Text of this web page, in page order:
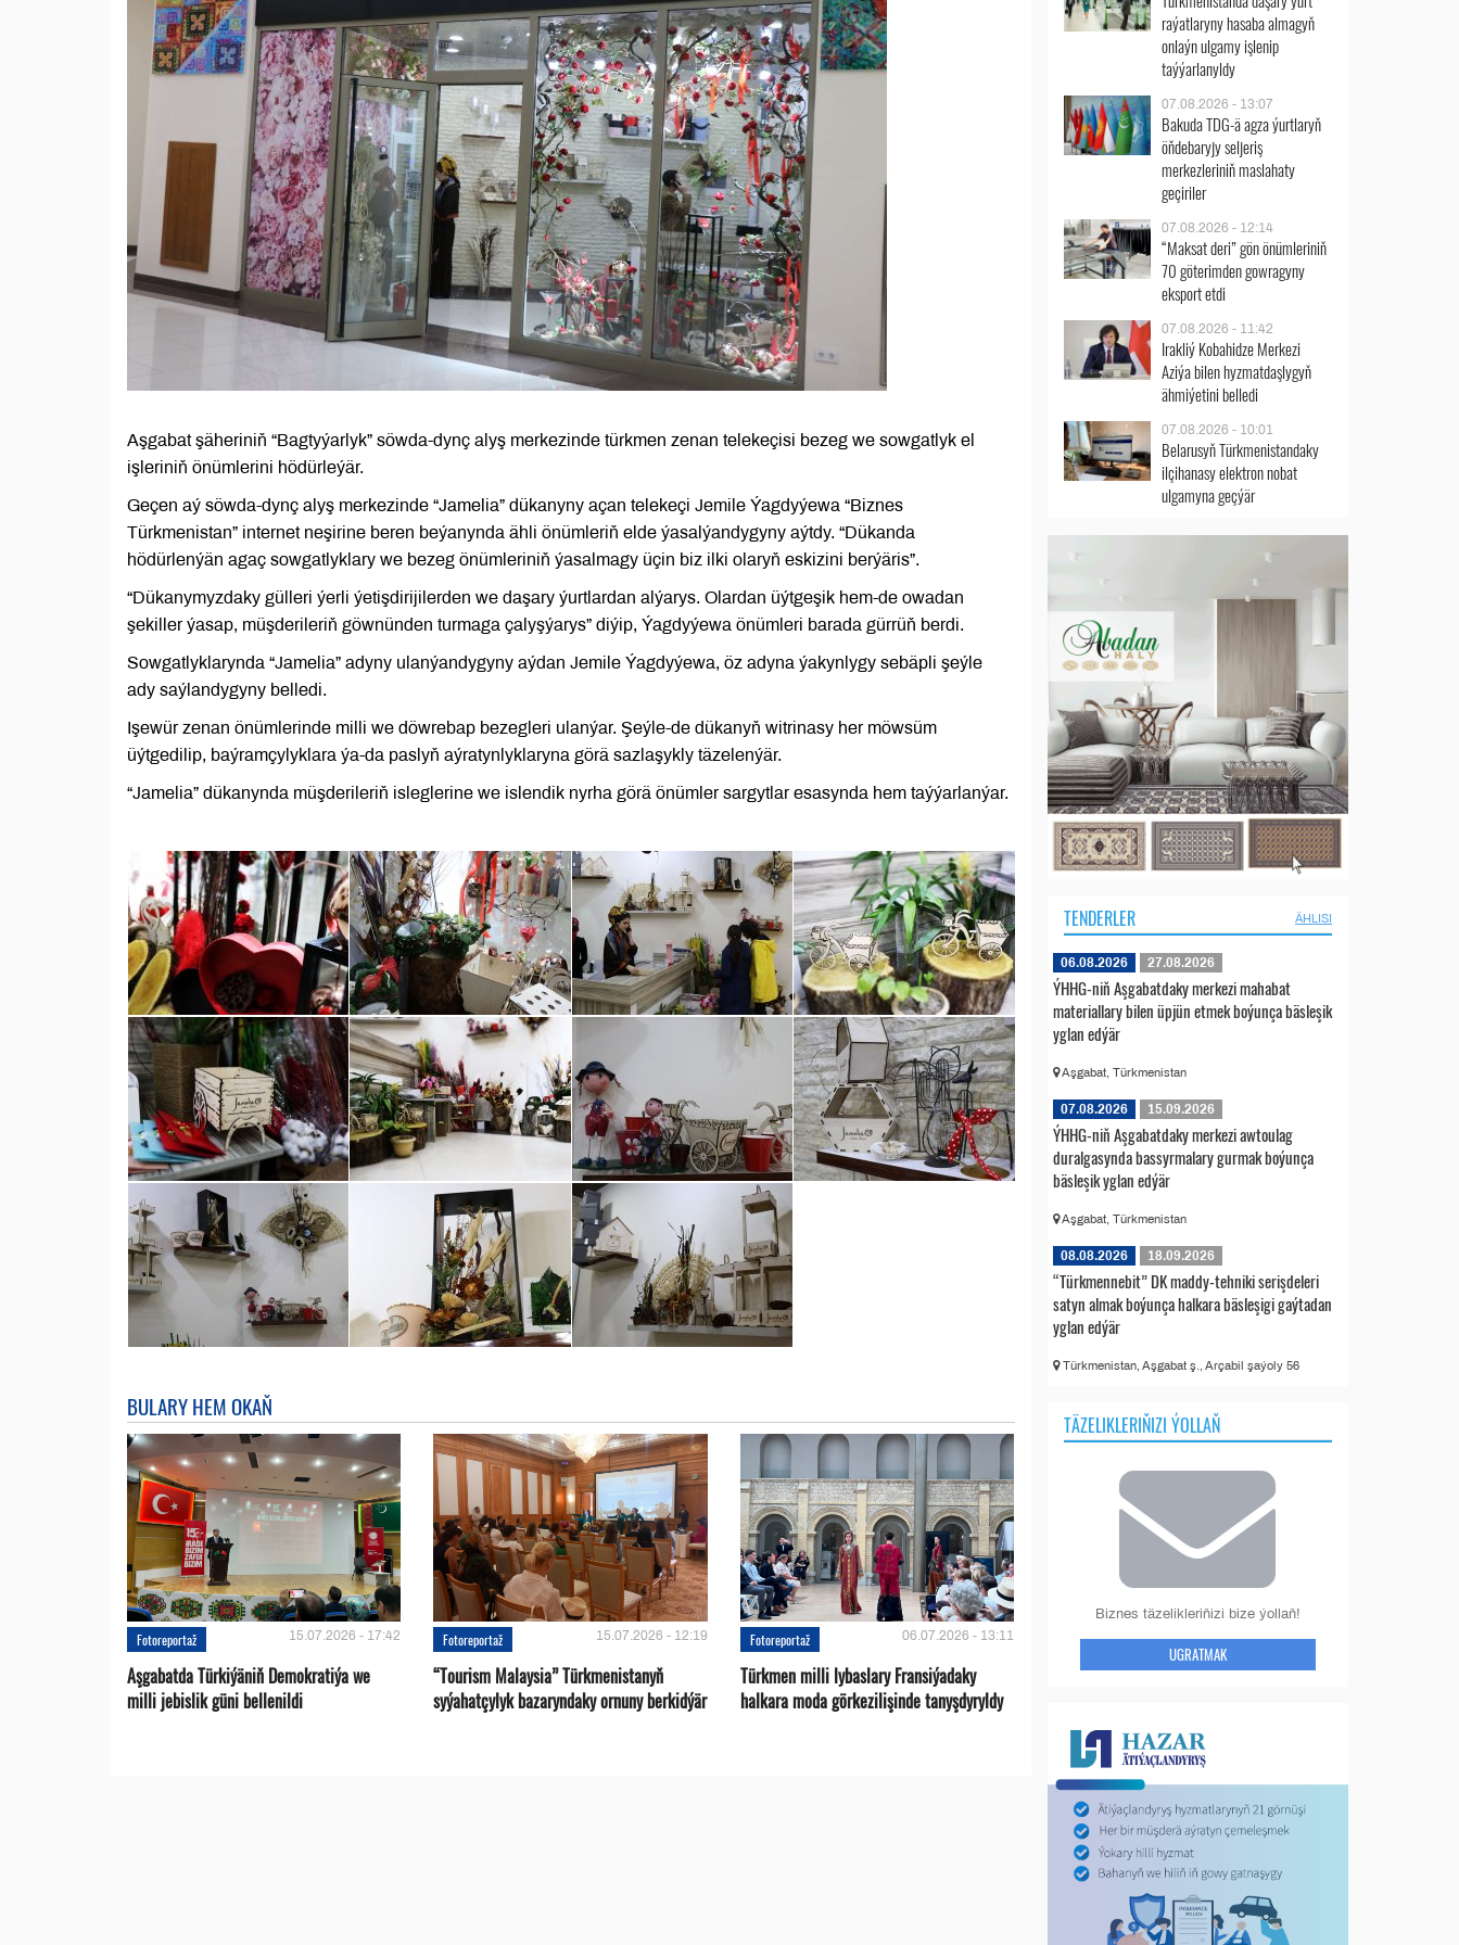
Aşgabat şäheriniň “Bagtyýarlyk” söwda-dynç alyş merkezinde türkmen zenan telekeçisi bezeg we sowgatlyk el
işleriniň önümlerini hödürleýär.
Geçen aý söwda-dynç alyş merkezinde “Jamelia” dükanyny açan telekeçi Jemile Ýagdyýewa “Biznes
Türkmenistan” internet neşirine beren beýanynda ähli önümleriň elde ýasalýandygyny aýtdy. “Dükanda
hödürlenýän agaç sowgatlyklary we bezeg önümleriniň ýasalmagy üçin biz ilki olaryň eskizini berýäris”.
“Dükanymyzdaky gülleri ýerli ýetişdirijilerden we daşary ýurtlardan alýarys. Olardan üýtgeşik hem-de owadan
şekiller ýasap, müşderileriň göwnünden turmaga çalyşýarys” diýip, Ýagdyýewa önümleri barada gürrüň berdi.
Sowgatlyklarynda “Jamelia” adyny ulanýandygyny aýdan Jemile Ýagdyýewa, öz adyna ýakynlygy sebäpli şeýle
ady saýlandygyny belledi.
Işewür zenan önümlerinde milli we döwrebap bezegleri ulanýar. Şeýle-de dükanyň witrinasy her möwsüm
üýtgedilip, baýramçylyklara ýa-da paslyň aýratynlyklaryna görä sazlaşykly täzelenýär.
“Jamelia” dükanynda müşderileriň isleglerine we islendik nyrha görä önümler sargytlar esasynda hem taýýarlanýar.
BULARY HEM OKAŇ
Fotoreportaž 15.07.2026 - 17:42
Aşgabatda Türkiýäniň Demokratiýa we
milli jebislik güni bellenildi
Fotoreportaž 15.07.2026 - 12:19
“Tourism Malaysia” Türkmenistanyň
syýahatçylyk bazaryndaky ornuny berkidýär
Fotoreportaž 06.07.2026 - 13:11
Türkmen milli lybaslary Fransiýadaky
halkara moda görkezilişinde tanyşdyryldy
raýatlaryny hasaba almagyň
onlaýn ulgamy işlenip
taýýarlanyldy
07.08.2026 - 13:07
Bakuda TDG-ä agza ýurtlaryň
öňdebaryjy seljeriş
merkezleriniň maslahaty
geçiriler
07.08.2026 - 12:14
“Maksat deri” gön önümleriniň
70 göterimden gowragyny
eksport etdi
07.08.2026 - 11:42
Irakliý Kobahidze Merkezi
Aziýa bilen hyzmatdaşlygyň
ähmiýetini belledi
07.08.2026 - 10:01
Belarusyň Türkmenistandaky
ilçihanasy elektron nobat
ulgamyna geçýär
TENDERLER ÄHLISI
06.08.2026 27.08.2026
ÝHHG-niň Aşgabatdaky merkezi mahabat
materiallary bilen üpjün etmek boýunça bäsleşik
yglan edýär
Aşgabat, Türkmenistan
07.08.2026 15.09.2026
ÝHHG-niň Aşgabatdaky merkezi awtoulag
duralgasynda bassyrmalary gurmak boýunça
bäsleşik yglan edýär
Aşgabat, Türkmenistan
08.08.2026 18.09.2026
“Türkmennebit” DK maddy-tehniki serişdeleri
satyn almak boýunça halkara bäsleşigi gaýtadan
yglan edýär
Türkmenistan, Aşgabat ş., Arçabil şaýoly 56
TÄZELIKLERIŇIZI ÝOLLAŇ
Biznes täzelikleriňizi bize ýollaň!
UGRATMAK